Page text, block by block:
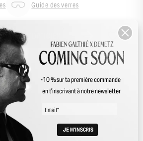
Guide des verres
CHEZ L’OPTICIEN
-10 % sur ta première commande
en t’inscrivant à notre newsletter